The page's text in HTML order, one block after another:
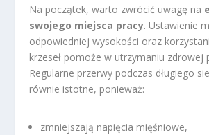
Na początek, warto zwrócić uwagę na
swojego miejsca pracy. Ustawienie
odpowiedniej wysokości oraz
krzeseł pomoże w utrzymaniu zdrowej
Regularne przerwy podczas długiego
równie istotne, ponieważ:
zmniejszają napięcia mięśniowe,